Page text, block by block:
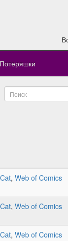
Потеряшки
, Web of Comics
, Web of Comics
, Web of Comics